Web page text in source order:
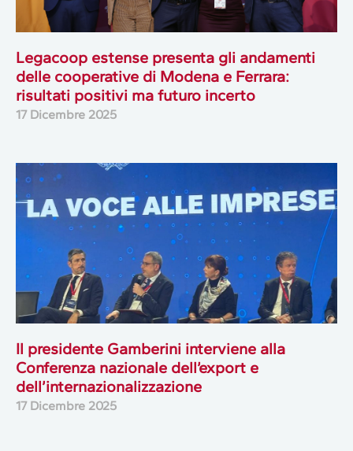
Legacoop estense presenta gli andamenti
delle cooperative di Modena e Ferrara:
risultati positivi ma futuro incerto
17 Dicembre 2025
Il presidente Gamberini interviene alla
Conferenza nazionale dell’export e
dell’internazionalizzazione
17 Dicembre 2025